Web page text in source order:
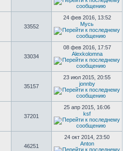
33552
24 фев 2016, 13:52
Мусь
33034
08 фев 2016, 17:57
Alexkolomna
35157
23 июл 2015, 20:55
jonnby
37201
25 апр 2015, 16:06
ksf
46251
24 окт 2014, 23:50
Anton